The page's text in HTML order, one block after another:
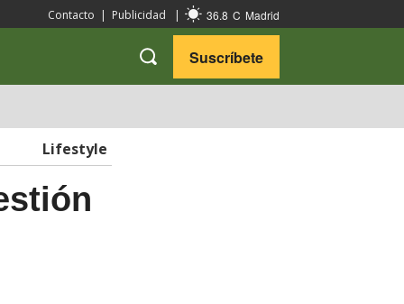
Contacto | Publicidad | 36.8 C Madrid
Suscríbete
Lifestyle